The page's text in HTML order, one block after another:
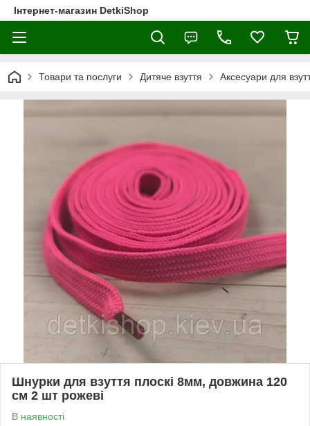
Інтернет-магазин DetkiShop
Товари та послуги Дитяче взуття Аксесуари для
Шнурки для взуття плоскі 8мм, довжина 120
см 2 шт рожеві
В наявності